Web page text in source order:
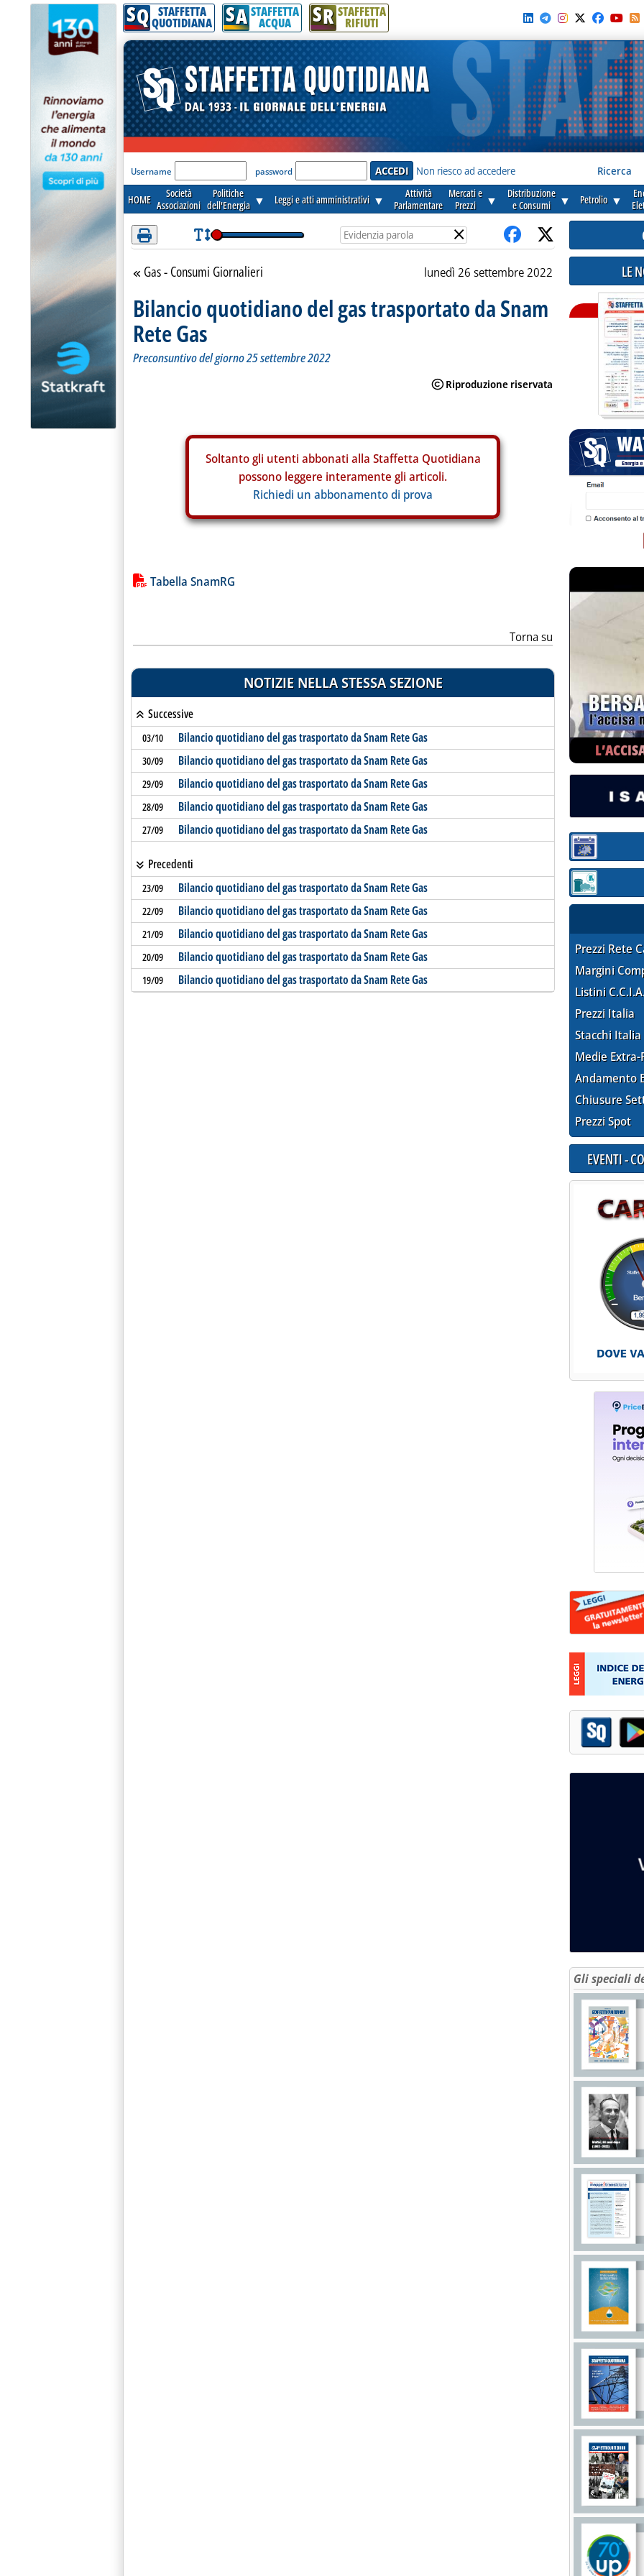
Attenzione! Esegui l'accesso per lèggere interamente la notizia.
SQ STAFFETTA
QUOTIDIANA SA STAFFETTA
ACQUA SR STAFFETTA
RIFIUTI
'Modulo Login per accedere'
Username password Non riesco ad accedere Ricerca
HOME
Società
Associazioni
Politiche
dell'Energia ▼ Leggi e atti amministrativi ▼
Attività
Parlamentare
Mercati e
Prezzi
▼
Distribuzione
e Consumi
▼ Petrolio ▼
×
Torna alla sezione
Gas - Consumi Giornalieri lunedì 26 settembre 2022
Bilancio quotidiano del gas trasportato da Snam
Rete Gas
Preconsuntivo del giorno 25 settembre 2022
Soltanto gli utenti abbonati alla Staffetta Quotidiana
possono leggere interamente gli articoli.
Richiedi un abbonamento di prova
Lista allegati PDF alla notizia
Tabella SnamRG
Torna su
NOTIZIE NELLA STESSA SEZIONE
Successive
03/10 Bilancio quotidiano del gas trasportato da Snam Rete Gas
30/09 Bilancio quotidiano del gas trasportato da Snam Rete Gas
29/09 Bilancio quotidiano del gas trasportato da Snam Rete Gas
28/09 Bilancio quotidiano del gas trasportato da Snam Rete Gas
27/09 Bilancio quotidiano del gas trasportato da Snam Rete Gas
Precedenti
23/09 Bilancio quotidiano del gas trasportato da Snam Rete Gas
22/09 Bilancio quotidiano del gas trasportato da Snam Rete Gas
21/09 Bilancio quotidiano del gas trasportato da Snam Rete Gas
20/09 Bilancio quotidiano del gas trasportato da Snam Rete Gas
19/09 Bilancio quotidiano del gas trasportato da Snam Rete Gas
LE
Sezione:
Sezione:
Prezzi Rete
Margini
Listini
Prezzi Italia
Stacchi Italia
Medie Extra-
Andamento
Chiusure
Prezzi Spot
EVENTI -
Gli speciali